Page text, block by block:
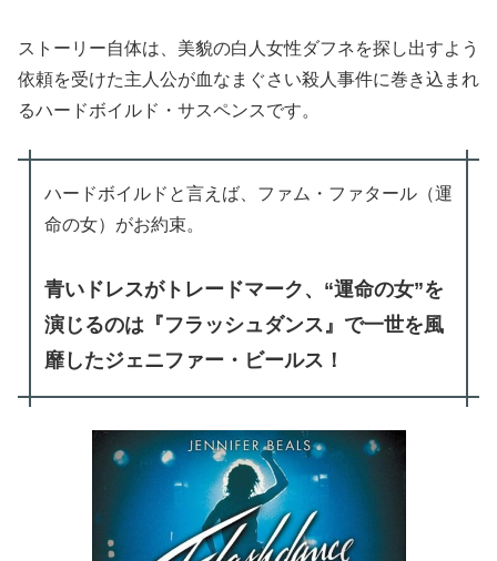
ストーリー自体は、美貌の白人女性ダフネを探し出すよう
依頼を受けた主人公が血なまぐさい殺人事件に巻き込まれ
るハードボイルド・サスペンスです。
ハードボイルドと言えば、ファム・ファタール（運
命の女）がお約束。
青いドレスがトレードマーク、“運命の女”を
演じるのは『フラッシュダンス』で一世を風
靡したジェニファー・ビールス！